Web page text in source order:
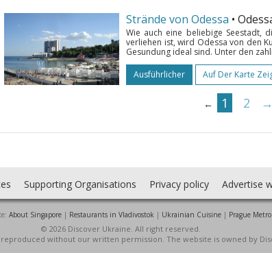
Strände von Odessa •
Wie auch eine beliebige Seestadt,
verliehen ist, wird Odessa von den
Gesundung ideal sind. Unter den
Ausführlicher
Auf Der Karte
← 1 2 →
Supporting Organisations Privacy policy Advertise
About Singapore | Restaurants in Vladivostok | Ukrainian Cuisine | Prague
© 2026 Discover Ukraine. All right reserved.
without our written permission. The website is owned by